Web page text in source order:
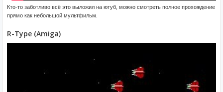
Кто-то заботливо всё это выложил на ютуб, можно смотреть полное прохождение
прямо как небольшой мультфильм.
R-Type (Amiga)